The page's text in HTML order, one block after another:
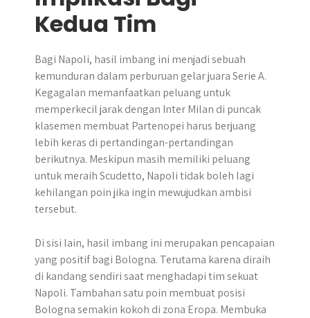
Kedua Tim
Bagi Napoli, hasil imbang ini menjadi sebuah
kemunduran dalam perburuan gelar juara Serie A.
Kegagalan memanfaatkan peluang untuk
memperkecil jarak dengan Inter Milan di puncak
klasemen membuat Partenopei harus berjuang
lebih keras di pertandingan-pertandingan
berikutnya. Meskipun masih memiliki peluang
untuk meraih Scudetto, Napoli tidak boleh lagi
kehilangan poin jika ingin mewujudkan ambisi
tersebut.
Di sisi lain, hasil imbang ini merupakan pencapaian
yang positif bagi Bologna. Terutama karena diraih
di kandang sendiri saat menghadapi tim sekuat
Napoli. Tambahan satu poin membuat posisi
Bologna semakin kokoh di zona Eropa. Membuka